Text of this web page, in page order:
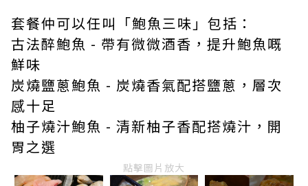
套餐仲可以任叫「鮑魚三味」包括：
古法醉鮑魚 - 帶有微微酒香，提升鮑魚嘅
鮮味
炭燒鹽蔥鮑魚 - 炭燒香氣配搭鹽蔥，層次
感十足
柚子燒汁鮑魚 - 清新柚子香配搭燒汁，開
胃之選
點擊圖片放大